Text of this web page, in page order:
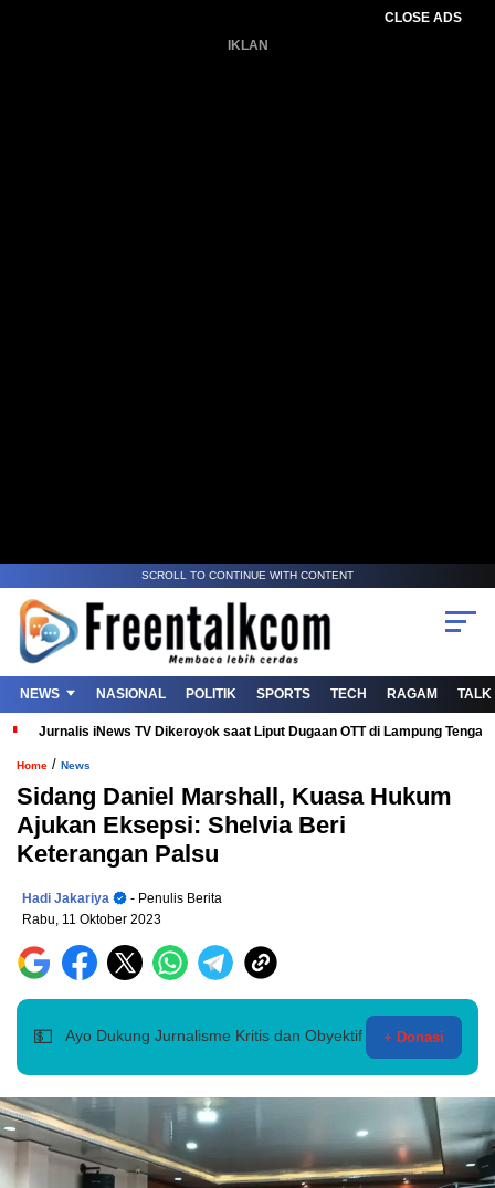
CLOSE ADS
IKLAN
SCROLL TO CONTINUE WITH CONTENT
NEWS NASIONAL POLITIK SPORTS TECH RAGAM TALK
Jurnalis iNews TV Dikeroyok saat Liput Dugaan OTT di Lampung
Home / News
Sidang Daniel Marshall, Kuasa Hukum
Ajukan Eksepsi: Shelvia Beri
Keterangan Palsu
Hadi Jakariya
- Penulis Berita
Rabu, 11 Oktober 2023
💵 Ayo Dukung Jurnalisme Kritis dan Obyektif + Donasi